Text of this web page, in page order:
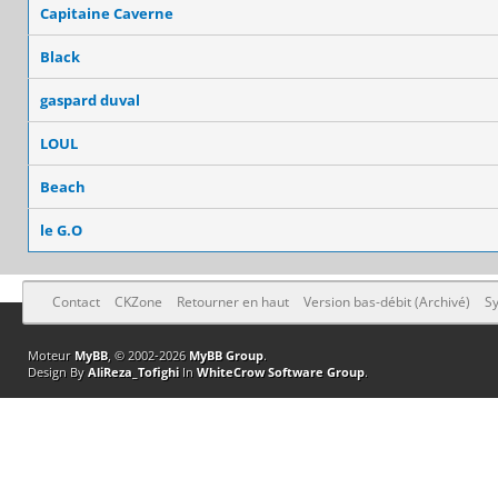
Capitaine Caverne
Black
gaspard duval
LOUL
Beach
le G.O
Contact CKZone Retourner en haut Version bas-débit (Archivé)
Moteur MyBB, © 2002-2026 MyBB Group.
Design By AliReza_TofighiIn WhiteCrow Software Group.